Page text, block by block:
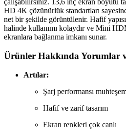
çalışabilirsiniz. 13,6 inç ekran boyutu
HD 4K çözünürlük standartları
net bir şekilde görüntülenir. Hafif
halinde kullanımı kolaydır ve Mini
ekranlara bağlanma imkanı sunar.
Ürünler Hakkında Yorumlar
Artılar:
Şarj performansı
Hafif ve zarif tasarım
Ekran renkleri çok canlı